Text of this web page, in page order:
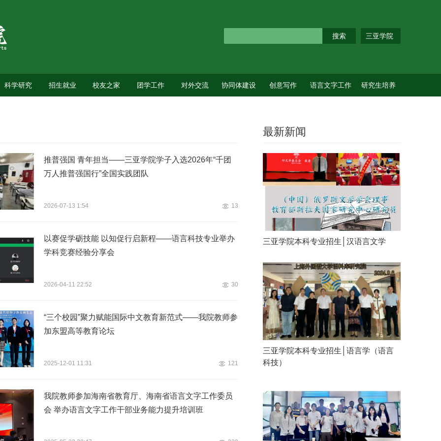
三亚学院
科学研究 招生就业 校友之家 团学工作 对外交流 协同体建设 创意写作 语言文字工作 研究生培养
推普强国 青年担当——三亚学院学子入选2026年“千团
万人推普强国行”全国实践团队
2026-07-13 1:54 13
以赛促学砺技能 以知促行启新程——语言科技专业举办
学科竞赛经验分享会
2026-04-11 22:52 30
“三个校园”聚力赋能国际中文教育新范式——我院教师参
加东盟高等教育论坛
2025-12-01 11:31 121
我院教师参加海南省教育厅、海南省语言文字工作委员
会 举办语言文字工作干部业务能力提升培训班
最新新闻
三亚学院本科专业招生│汉语言文学
三亚学院本科专业招生│语言学（语言
科技）